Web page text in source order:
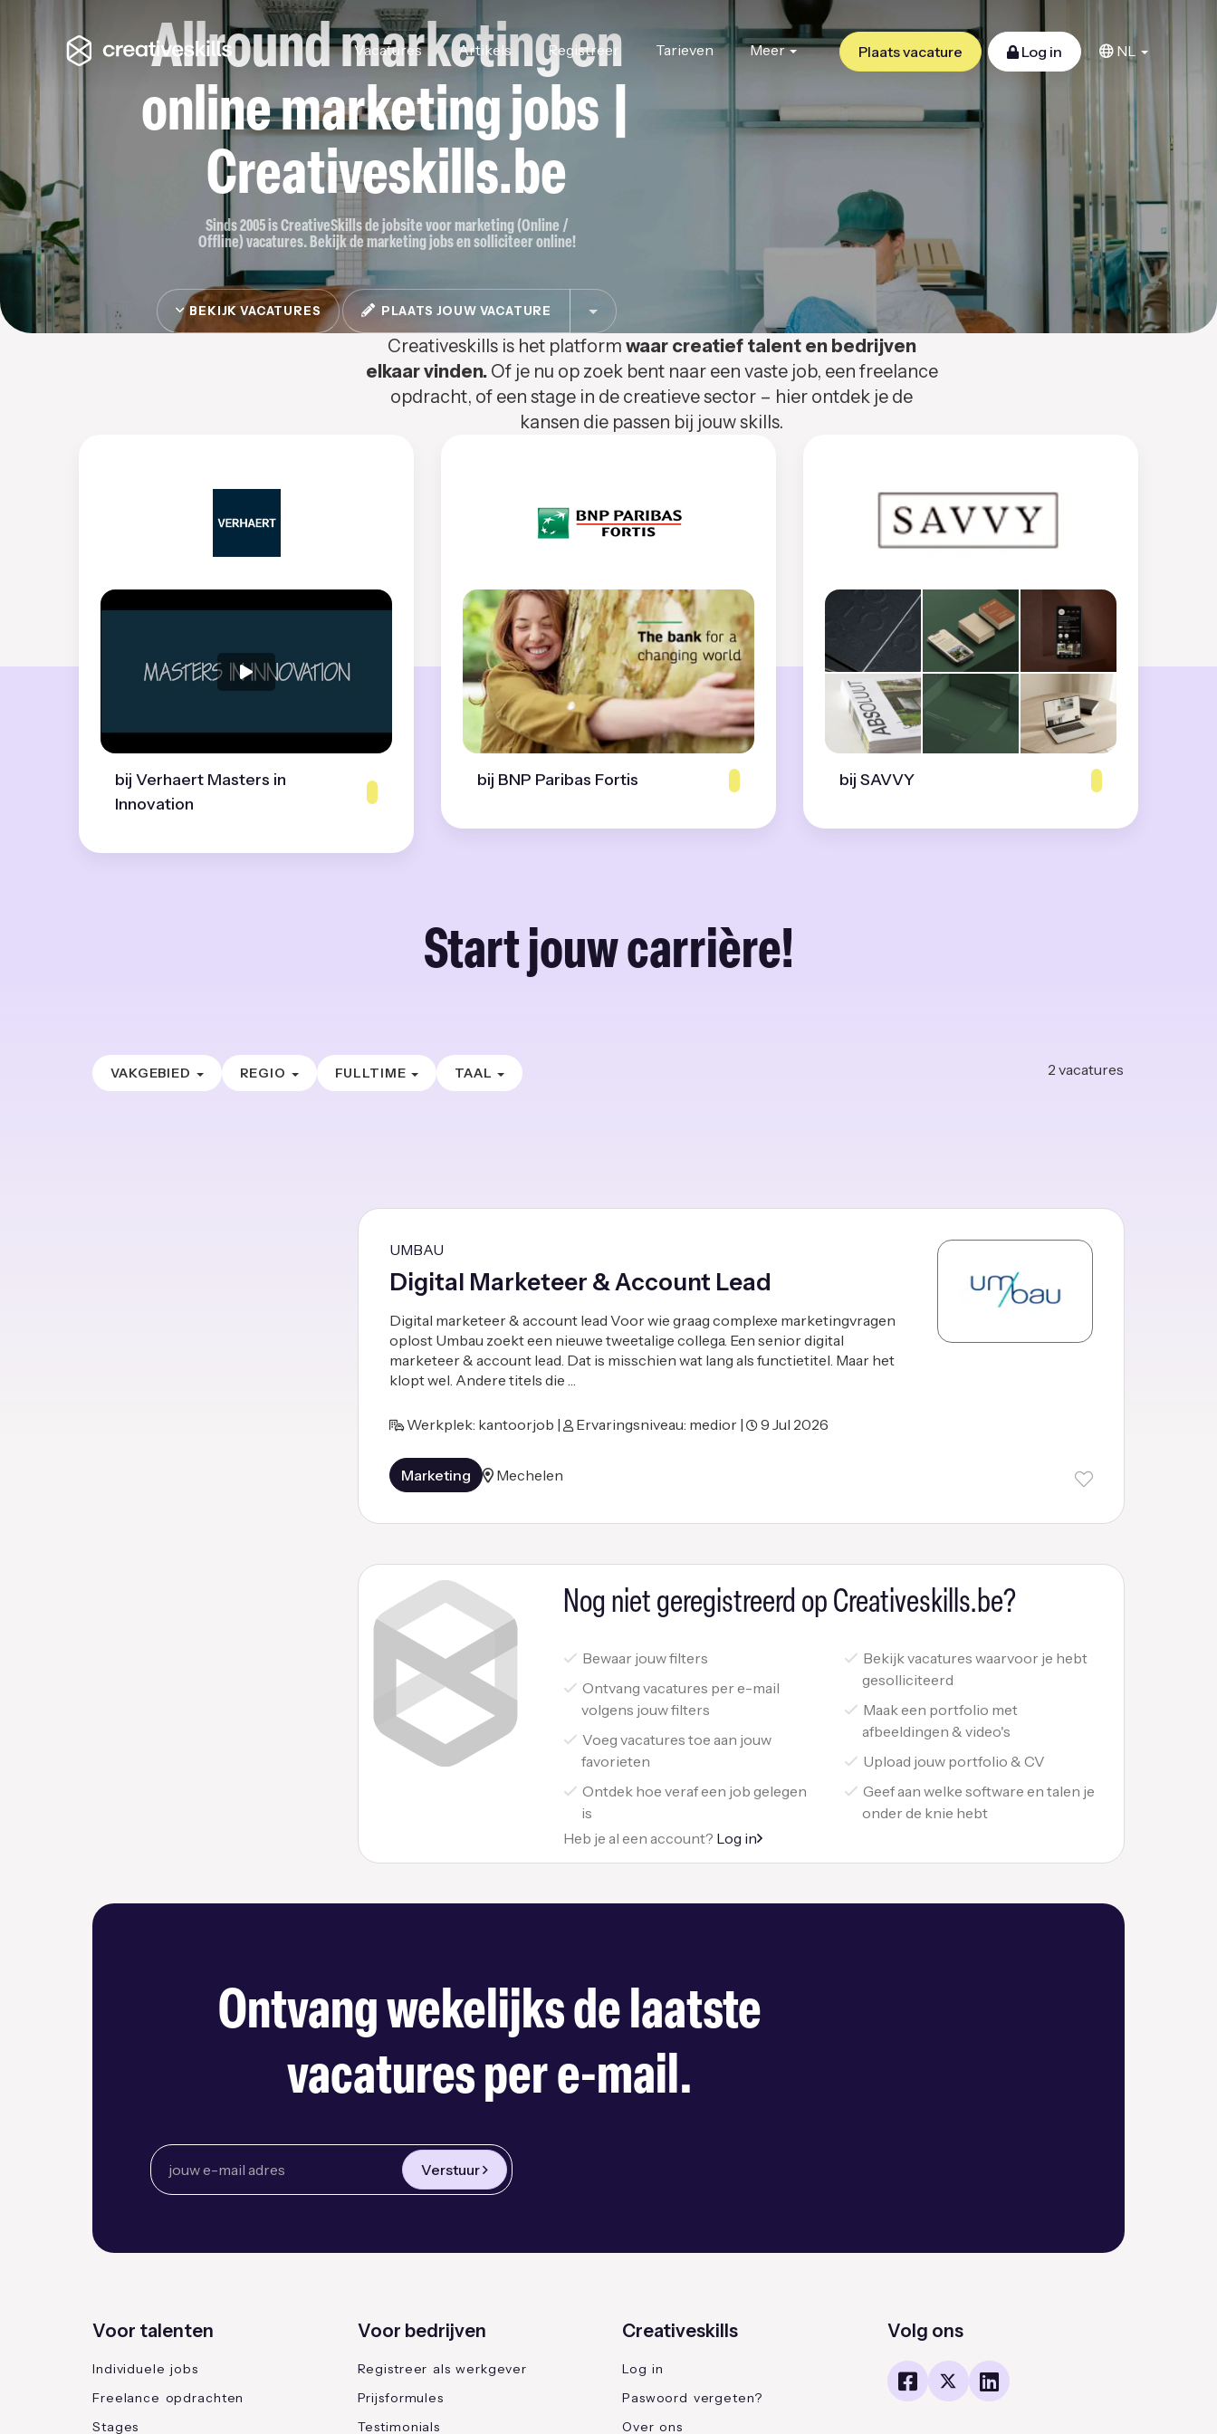
Vacatures Artikels Registreer Tarieven Meer Plaats vacature Log in NL
Allround marketing en
online marketing jobs |
Creativeskills.be
Sinds 2005 is CreativeSkills de jobsite voor marketing (Online /
Offline) vacatures. Bekijk de marketing jobs en solliciteer online!
BEKIJK VACATURES PLAATS JOUW VACATURE
Creativeskills is het platform waar creatief talent en bedrijven
elkaar vinden. Of je nu op zoek bent naar een vaste job, een freelance
opdracht, of een stage in de creatieve sector – hier ontdek je de
kansen die passen bij jouw skills.
bij Verhaert Masters in
Innovation
bij BNP Paribas Fortis bij SAVVY
Start jouw carrière!
VAKGEBIED REGIO FULLTIME TAAL 2 vacatures
UMBAU
Digital Marketeer & Account Lead
Digital marketeer & account lead Voor wie graag complexe marketingvragen
oplost Umbau zoekt een nieuwe tweetalige collega. Een senior digital
marketeer & account lead. Dat is misschien wat lang als functietitel. Maar het
klopt wel. Andere titels die …
Werkplek: kantoorjob | Ervaringsniveau: medior | 9 Jul 2026
Marketing Mechelen
Nog niet geregistreerd op Creativeskills.be?
Bewaar jouw filters
Ontvang vacatures per e-mail
volgens jouw filters
Voeg vacatures toe aan jouw
favorieten
Ontdek hoe veraf een job gelegen
is
Bekijk vacatures waarvoor je hebt
gesolliciteerd
Maak een portfolio met
afbeeldingen & video's
Upload jouw portfolio & CV
Geef aan welke software en talen je
onder de knie hebt
Heb je al een account? Log in
Ontvang wekelijks de laatste
vacatures per e-mail.
Verstuur
Voor talenten
Individuele jobs
Freelance opdrachten
Stages
Voor bedrijven
Registreer als werkgever
Prijsformules
Testimonials
Creativeskills
Log in
Paswoord vergeten?
Over ons
Volg ons